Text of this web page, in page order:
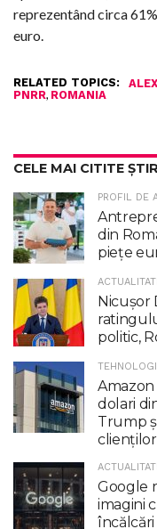
reprezentând circa
euro.
RELATED TOPICS:
PNRR, ROMANIA
CELE MAI CITITE
PROFIL DE
din
piețe
Nicuşor
politic,
dolari
Trump
clienţilor
Google
imagini